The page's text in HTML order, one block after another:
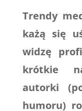
Trendy
każą się
widzę
krótkie
autorki
humoru)